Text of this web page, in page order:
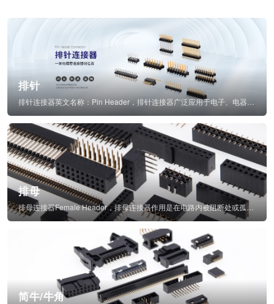
排针
排母
排母连接器Female Header，排母连接器作用是在电路内被阻断处或孤立不通...
简牛/牛角